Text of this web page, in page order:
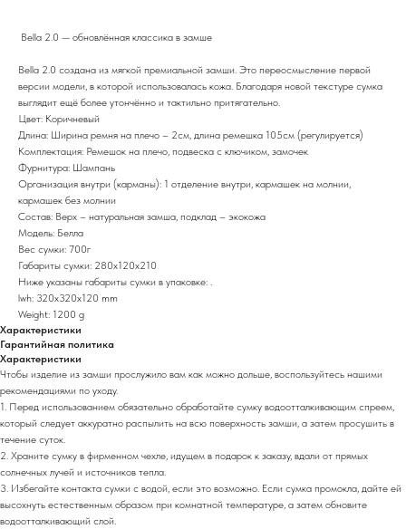
Bella 2.0 — обновлённая классика в замше
Bella 2.0 создана из мягкой премиальной замши. Это переосмысление первой
версии модели, в которой использовалась кожа. Благодаря новой текстуре сумка
выглядит ещё более утончённо и тактильно притягательно.
Цвет: Коричневый
Длина: Ширина ремня на плечо – 2см, длина ремешка 105см (регулируется)
Комплектация: Ремешок на плечо, подвеска с ключиком, замочек
Фурнитура: Шампань
Организация внутри (карманы): 1 отделение внутри, кармашек на молнии,
кармашек без молнии
Состав: Верх – натуральная замша, подклад – экокожа
Модель: Белла
Вес сумки: 700г
Габариты сумки: 280х120х210
Ниже указаны габариты сумки в упаковке: .
lwh: 320x320x120 mm
Weight: 1200 g
Характеристики
Гарантийная политика
Характеристики
Чтобы изделие из замши прослужило вам как можно дольше, воспользуйтесь нашими
рекомендациями по уходу.
1. Перед использованием обязательно обработайте сумку водоотталкивающим спреем,
который следует аккуратно распылить на всю поверхность замши, а затем просушить в
течение суток.
2. Храните сумку в фирменном чехле, идущем в подарок к заказу, вдали от прямых
солнечных лучей и источников тепла.
3. Избегайте контакта сумки с водой, если это возможно. Если сумка промокла, дайте ей
высохнуть естественным образом при комнатной температуре, а затем обновите
водоотталкивающий слой.